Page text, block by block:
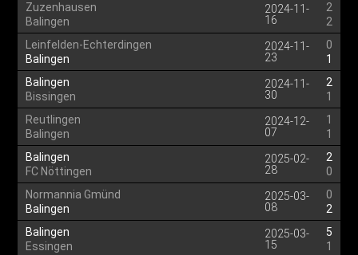
Zuzenhausen
Balingen
2024-11-
16
2
2
Leinfelden-Echterdingen
Balingen
2024-11-
23
0
1
Balingen
Bissingen
2024-11-
30
2
1
Reutlingen
Balingen
2024-12-
07
1
1
Balingen
FC Nöttingen
2025-02-
28
2
0
Normannia Gmünd
Balingen
2025-03-
08
0
2
Balingen
Essingen
2025-03-
15
5
1